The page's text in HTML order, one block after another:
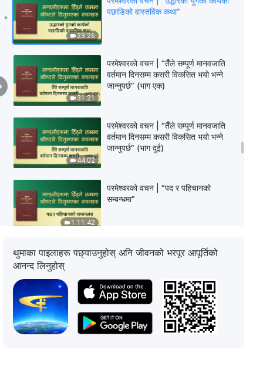
23:26
पछाडिको वास्तविक कथा”
31:21
परमेश्‍वरको वचन | “तैँले सम्पूर्ण मानवजाति
वर्तमान दिनसम्म कसरी विकसित भयो भन्ने
जान्‍नुपर्छ” (भाग एक)
44:02
परमेश्‍वरको वचन | “तैँले सम्पूर्ण मानवजाति
वर्तमान दिनसम्म कसरी विकसित भयो भन्ने
जान्‍नुपर्छ” (भाग दुई)
1:11:42
परमेश्‍वरको वचन | “पद र पहिचानको
सम्‍बन्धमा”
41:19
परमेश्‍वरको वचन | “सिद्ध पारिएकाहरूले मात्र
अर्थपूर्ण जीवन जिउन सक्छन्”
परमेश्‍वरको वचन | “तैंले प्रतिष्ठाका
आशिष्‌हरूलाई पन्छ्याउनुपर्छ र मानिसको
निम्ति मुक्ति ल्याउने परमेश्‍वरको इच्छालाई
थुमाका पाइलाहरू पछ्याउनुहोस् अनि जीवनको भरपूर आपूर्तिको
आनन्द लिनुहोस्